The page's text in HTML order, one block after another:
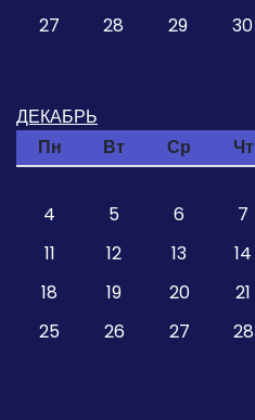
27
28 29 30
ДЕКАБРЬ
Пн
Вт Ср Чт
4
5 6 7
11
12 13 14
18
19 20 21
25
26 27 28